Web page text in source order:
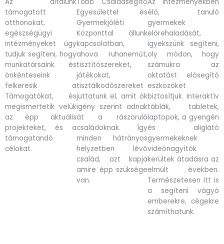
támogatott
otthonokat,
egészségügyi
intézményeket úgy
tudjuk segíteni, hogy
munkatársaink és
önkénteseink
felkeresik a
Támogatókat, és
megismertetik velük
az épp aktuális
projekteket, és a
támogatandó
célokat.
Egyesülettel és
Gyermekjóléti
Központtal állunk
kapcsolatban,
ahova ruhaneműt,
tisztítószereket,
játékokat,
tisztálkodószereket
juttatunk el, amit ők
igény szerint adnak
át a rászoruló
családoknak. Így
minden hátrányos
helyzetben lévő
család, azt kapja
amire épp szüksége
van.
élő, tanuló
gyermekek
előrehaladását,
igyekszünk segíteni,
oly módon, hogy
számukra az
oktatást elősegítő
eszközöket
biztosítjuk. Interaktív
táblák, tabletek,
laptopok, a gyengén
és aliglátó
gyermekeknek
videónagyítók
kerültek átadásra az
elmúlt években.
Természetesen itt is
a segíteni vágyó
emberekre, cégekre
számíthatunk.